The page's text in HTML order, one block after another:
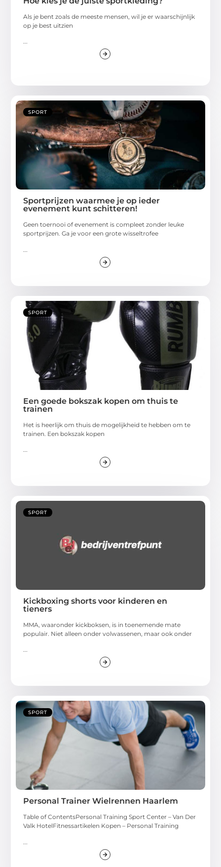
Als je bent zoals de meeste mensen, wil je er waarschijnlijk
op je best uitzien
...
SPORT
Sportprijzen waarmee je op ieder
evenement kunt schitteren!
Geen toernooi of evenement is compleet zonder leuke
sportprijzen. Ga je voor een grote wisseltrofee
SPORT
Een goede bokszak kopen om thuis te
trainen
Het is heerlijk om thuis de mogelijkheid te hebben om te
trainen. Een bokszak kopen
...
SPORT
Kickboxing shorts voor kinderen en
tieners
MMA, waaronder kickboksen, is in toenemende mate
populair. Niet alleen onder volwassenen, maar ook onder
...
SPORT
Personal Trainer Wielrennen Haarlem
Table of ContentsPersonal Training Sport Center – Van Der
Valk HotelFitnessartikelen Kopen – Personal Training